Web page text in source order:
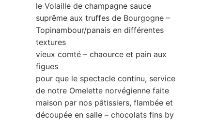
le Volaille de champagne sauce
suprême aux truffes de Bourgogne –
Topinambour/panais en différentes
textures
vieux comté – chaource et pain aux
figues
pour que le spectacle continu, service
de notre Omelette norvégienne faite
maison par nos pâtissiers, flambée et
découpée en salle – chocolats fins by